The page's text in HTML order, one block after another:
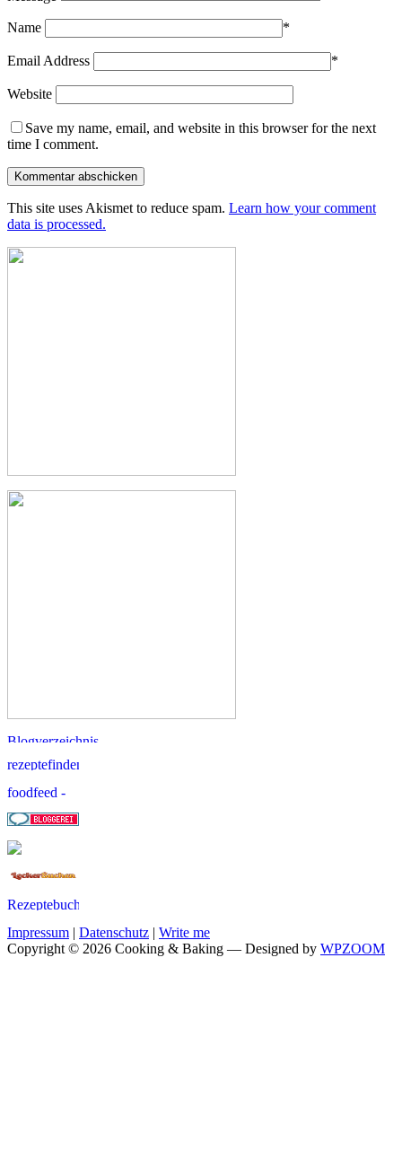
Name *
Email Address *
Website
Save my name, email, and website in this browser for the next
time I comment.
This site uses Akismet to reduce spam. Learn how your comment
data is processed.
Impressum | Datenschutz | Write me
Copyright © 2026 Cooking & Baking — Designed by WPZOOM